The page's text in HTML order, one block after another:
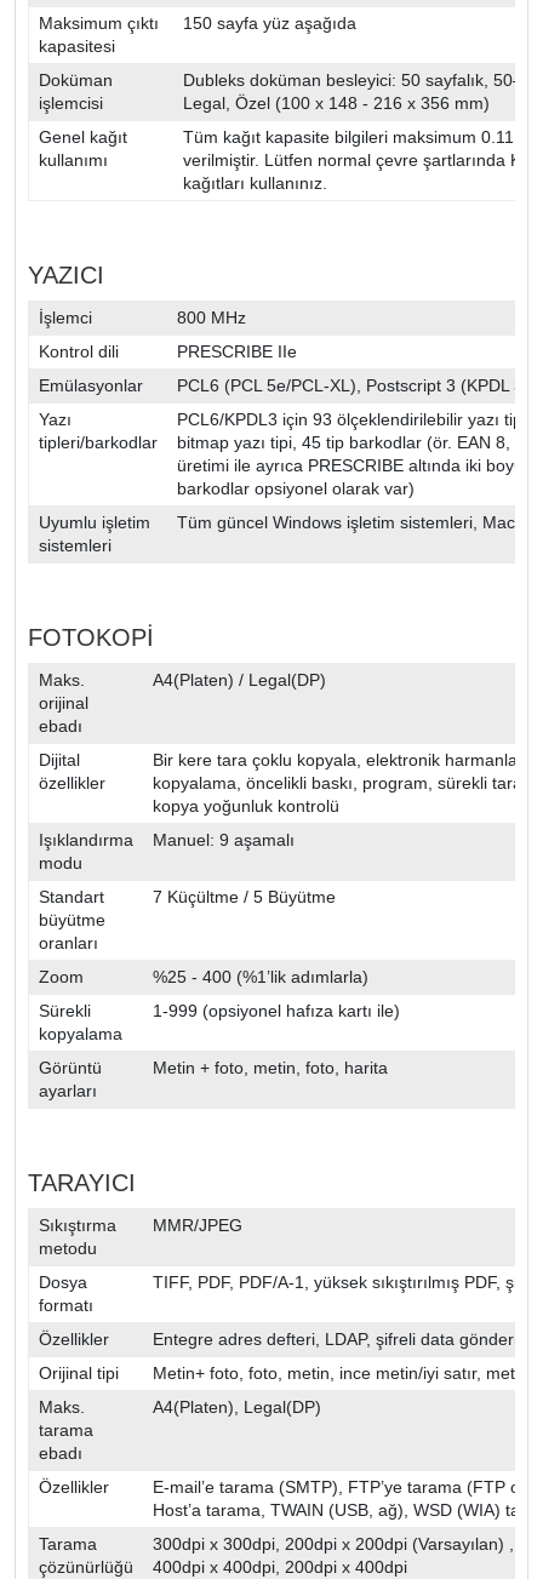
Maksimum çıktı
kapasitesi
150 sayfa yüz aşağıda
Doküman
işlemcisi
Dubleks doküman besleyici: 50 sayfalık,
Legal, Özel (100 x 148 - 216 x 356 mm)
Genel kağıt
kullanımı
Tüm kağıt kapasite bilgileri maksimum 0.11
verilmiştir. Lütfen normal çevre şartlarında
kağıtları kullanınız.
YAZICI
İşlemci
800 MHz
Kontrol dili
PRESCRIBE IIe
Emülasyonlar
PCL6 (PCL 5e/PCL-XL), Postscript 3 (KPDL
Yazı
tipleri/barkodlar
PCL6/KPDL3 için 93 ölçeklendirilebilir yazı tipi,
bitmap yazı tipi, 45 tip barkodlar (ör. EAN 8,
üretimi ile ayrıca PRESCRIBE altında iki
barkodlar opsiyonel olarak var)
Uyumlu işletim
sistemleri
Tüm güncel Windows işletim sistemleri, Mac
FOTOKOPİ
Maks.
orijinal
ebadı
A4(Platen) / Legal(DP)
Dijital
özellikler
Bir kere tara çoklu kopyala, elektronik harmanlama,
kopyalama, öncelikli baskı, program, sürekli
kopya yoğunluk kontrolü
Işıklandırma
modu
Manuel: 9 aşamalı
Standart
büyütme
oranları
7 Küçültme / 5 Büyütme
Zoom
%25 - 400 (%1’lik adımlarla)
Sürekli
kopyalama
1-999 (opsiyonel hafıza kartı ile)
Görüntü
ayarları
Metin + foto, metin, foto, harita
TARAYICI
Sıkıştırma
metodu
MMR/JPEG
Dosya
formatı
TIFF, PDF, PDF/A-1, yüksek sıkıştırılmış PDF,
Özellikler
Entegre adres defteri, LDAP, şifreli data
Orijinal tipi
Metin+ foto, foto, metin, ince metin/iyi satır, metin
Maks.
tarama
ebadı
A4(Platen), Legal(DP)
Özellikler
E-mail’e tarama (SMTP), FTP’ye tarama (FTP
Host’a tarama, TWAIN (USB, ağ), WSD (WIA)
Tarama
çözünürlüğü
300dpi x 300dpi, 200dpi x 200dpi (Varsayılan) ,
400dpi x 400dpi, 200dpi x 400dpi